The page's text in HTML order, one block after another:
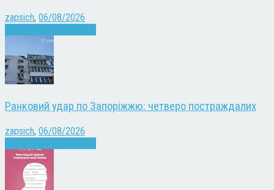
zapsich, 06/08/2026
Ранковий удар по Запоріжжю: четверо постраждалих
zapsich, 06/08/2026